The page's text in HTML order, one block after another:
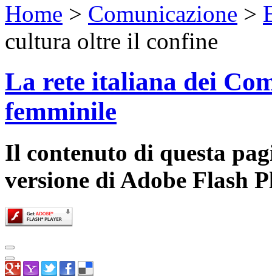
Home > Comunicazione >
cultura oltre il confine
La rete italiana dei
femminile
Il contenuto di questa
versione di Adobe Flash